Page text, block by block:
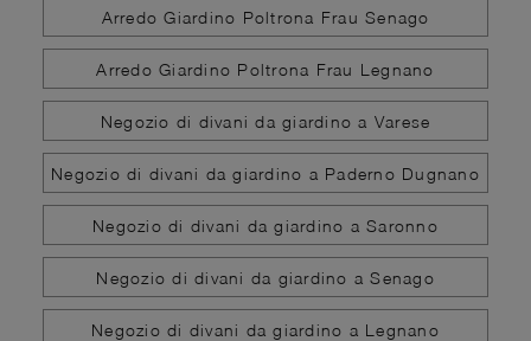
Arredo Giardino Poltrona Frau Senago
Arredo Giardino Poltrona Frau Legnano
Negozio di divani da giardino a Varese
Negozio di divani da giardino a Paderno Dugnano
Negozio di divani da giardino a Saronno
Negozio di divani da giardino a Senago
Negozio di divani da giardino a Legnano